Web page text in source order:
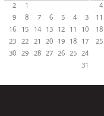
4
11
18
25
1
2
3
4
5
6
7
8
9
10
11
12
13
14
15
16
17
18
19
20
21
22
23
24
25
26
27
28
29
30
31